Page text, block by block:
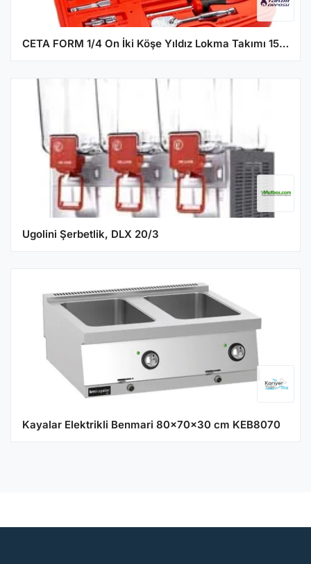
CETA FORM 1/4 On İki Köşe Yıldız Lokma Takımı 15 Parça
Ugolini Şerbetlik, DLX 20/3
Kayalar Elektrikli Benmari 80x70x30 cm KEB8070